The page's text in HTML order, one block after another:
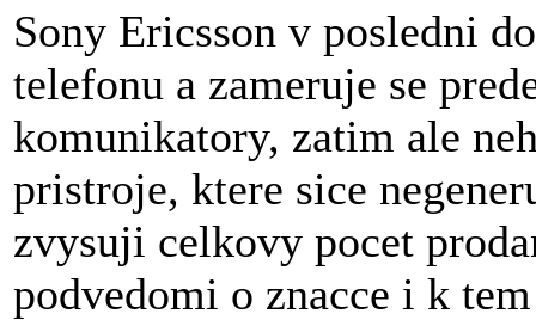
Sony Ericsson v posledni
telefonu a zameruje se
komunikatory, zatim ale
pristroje, ktere sice
zvysuji celkovy pocet
podvedomi o znacce i k